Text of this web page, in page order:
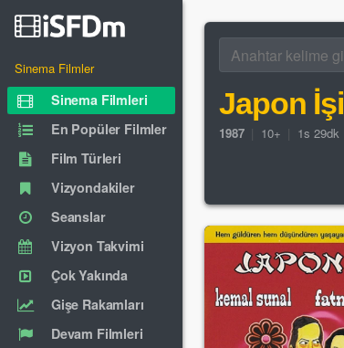
Sinema Filmler
Sinema Filmleri
En Popüler Filmler
Film Türleri
Vizyondakiler
Seanslar
Vizyon Takvimi
Çok Yakında
Gişe Rakamları
Devam Filmleri
Japon İşi
1987 10+ 1s 29dk